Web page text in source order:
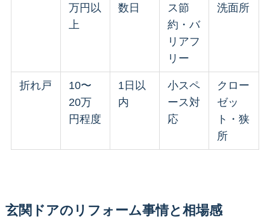
万円以
上
数日
ス節
約・バ
リアフ
リー
洗面所
折れ戸
10〜
20万
円程度
1日以
内
小スペ
ース対
応
クロー
ゼッ
ト・狭
所
玄関ドアのリフォーム事情と相場感